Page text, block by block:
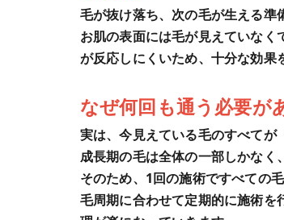
毛が抜け落ち、次の毛が生える準
お肌の表面には毛が見えていな
が反応しにくいため、十分な効果
なぜ何回も通う必要が
実は、今見えている毛のすべてが
成長期の毛は全体の一部しかなく
そのため、1回の施術ですべての
毛周期に合わせて定期的に施術